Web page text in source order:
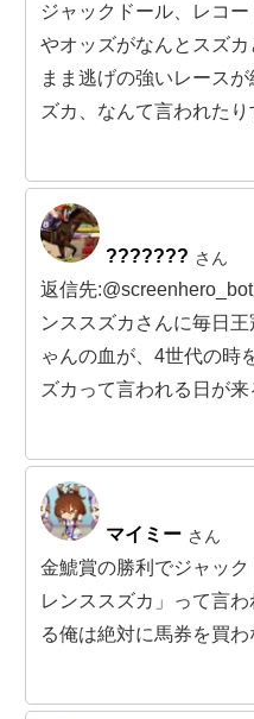
ジャックドール、レコ
やオッズがなんとスズ
まま逃げの強いレース
ズカ、なんて言われた
??????? さん
返信先
ンススズカさんに毎日
ゃんの血が、4世代の時
ズカって言われる日が
マイミー さん
金鯱賞の勝利でジャッ
レンススズカ」って言
る俺は絶対に馬券を買わ